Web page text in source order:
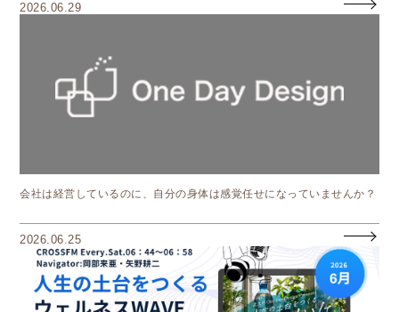
2026.06.29
会社は経営しているのに、自分の身体は感覚任せになっていませんか？
2026.06.25